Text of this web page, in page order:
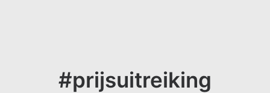
#prijsuitreiking